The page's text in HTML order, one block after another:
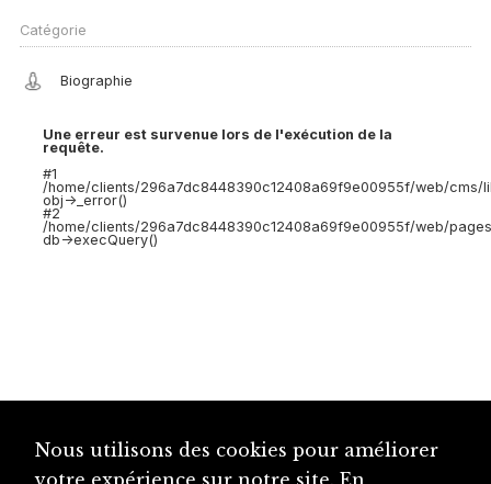
Catégorie
Biographie
Une erreur est survenue lors de l'exécution de la
requête.
#1
/home/clients/296a7dc8448390c12408a69f9e00955f/web/cms/
obj->_error()
#2
/home/clients/296a7dc8448390c12408a69f9e00955f/web/
db->execQuery()
Nous utilisons des cookies pour améliorer
votre expérience sur notre site. En